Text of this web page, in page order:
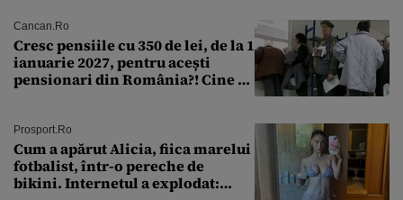
Cancan.ro
Cresc pensiile cu 350 de lei, de la 1
ianuarie 2027, pentru acești
pensionari din România?! Cine se
Prosport.ro
Cum a apărut Alicia, fiica marelui
fotbalist, într-o pereche de
bikini. Internetul a explodat: